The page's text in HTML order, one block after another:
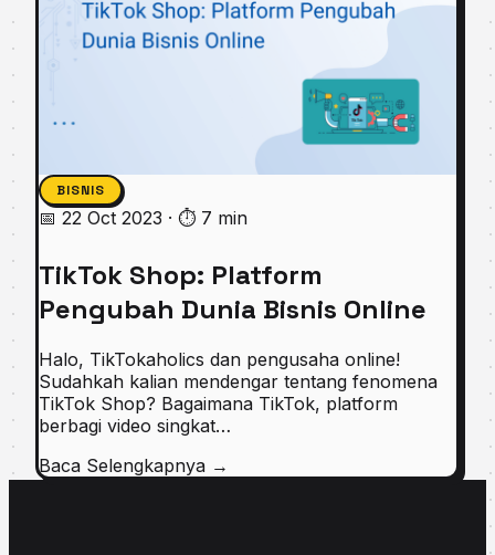
BISNIS
📅 22 Oct 2023 · ⏱ 7 min
TikTok Shop: Platform
Pengubah Dunia Bisnis Online
Halo, TikTokaholics dan pengusaha online!
Sudahkah kalian mendengar tentang fenomena
TikTok Shop? Bagaimana TikTok, platform
berbagi video singkat…
Baca Selengkapnya →